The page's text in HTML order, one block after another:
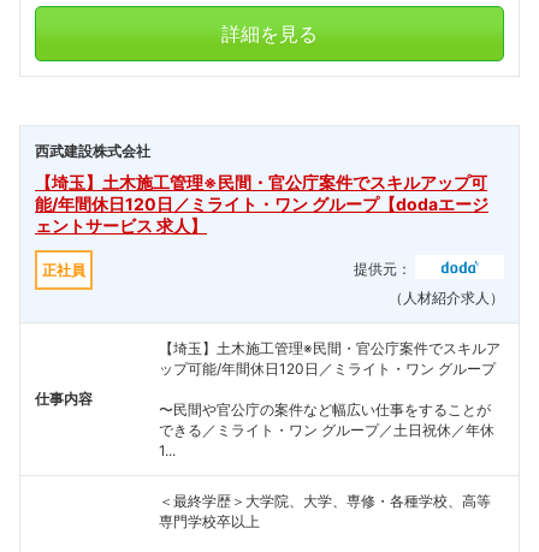
詳細を見る
西武建設株式会社
【埼玉】土木施工管理※民間・官公庁案件でスキルアップ可
能/年間休日120日／ミライト・ワン グループ【dodaエージ
ェントサービス 求人】
正社員
提供元：
（人材紹介求人）
仕事内容
【埼玉】土木施工管理※民間・官公庁案件でスキルア
ップ可能/年間休日120日／ミライト・ワン グループ
〜民間や官公庁の案件など幅広い仕事をすることが
できる／ミライト・ワン グループ／土日祝休／年休
1...
＜最終学歴＞大学院、大学、専修・各種学校、高等
専門学校卒以上